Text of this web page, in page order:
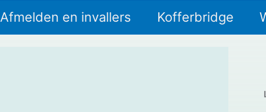
Afmelden en invallers Kofferbridge